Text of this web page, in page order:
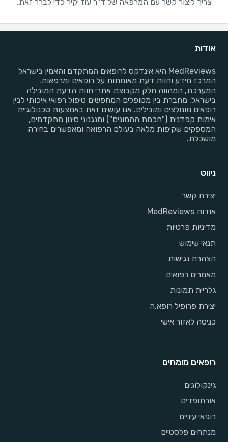
אודות
MedReviews היא אינדקס לרופאים המתקדם והאמין בישראל
המרכז מידע וחוות דעת מאומתות על רופאים ומרפאות.
המערכת, המהווה חלק מקבוצת אתרי חוות הדעת המובילה
בישראל, מחברת בין מטופלים המחפשים טיפול רפואי איכותי לבין
רופאים מומלצים ומובילים. אנו עושים זאת באמצעות טכנולוגיית
אימות קפדנית ("חכמת ההמונים") ומנגנוני סינון מתקדמים,
המספקים שקיפות מלאה בעולם הרפואה ומאפשרים בחירה
מושכלת.
ניווט
יצירת קשר
אודות MedReviews
מדיניות פרטיות
תנאי שימוש
הצהרת נגישות
מאמרים רפואים
גלריית תמונות
יצירת פרופיל רופא.ה
כניסה לאזור אישי
רופאים מומחים
גינקולוגים
אורתופדים
רופאי עיניים
מנתחים פלסטיים